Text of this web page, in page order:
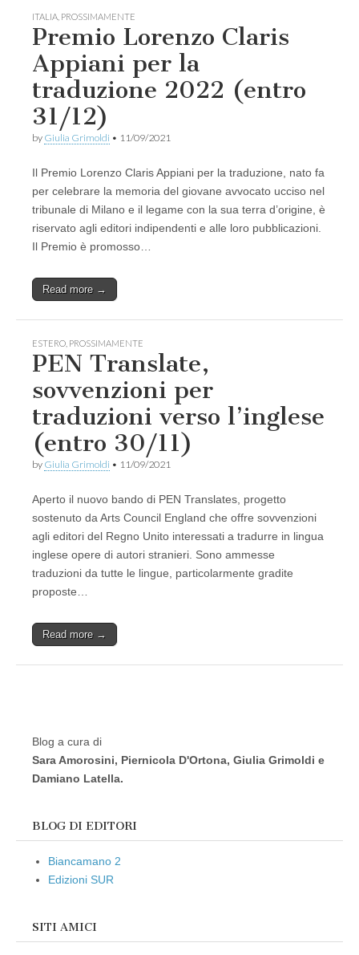
ITALIA PROSSIMAMENTE
Premio Lorenzo Claris
Appiani per la
traduzione 2022 (entro
31/12)
by Giulia Grimoldi • 11/09/2021
Il Premio Lorenzo Claris Appiani per la traduzione, nato fa
per celebrare la memoria del giovane avvocato ucciso nel
tribunale di Milano e il legame con la sua terra d’origine, è
riservato agli editori indipendenti e alle loro pubblicazioni.
Il Premio è promosso…
Read more →
ESTERO PROSSIMAMENTE
PEN Translate,
sovvenzioni per
traduzioni verso l’inglese
(entro 30/11)
by Giulia Grimoldi • 11/09/2021
Aperto il nuovo bando di PEN Translates, progetto
sostenuto da Arts Council England che offre sovvenzioni
agli editori del Regno Unito interessati a tradurre in lingua
inglese opere di autori stranieri. Sono ammesse
traduzioni da tutte le lingue, particolarmente gradite
proposte…
Read more →
Blog a cura di
Sara Amorosini, Piernicola D'Ortona, Giulia Grimoldi e
Damiano Latella.
BLOG DI EDITORI
Biancamano 2
Edizioni SUR
SITI AMICI